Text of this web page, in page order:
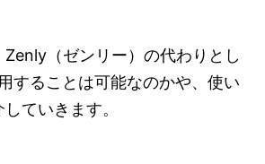
（ゼンリー）の代わりとし
することは可能なのかや、使い
ていきます。